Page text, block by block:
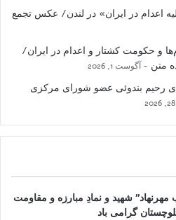
اعدام در ایران» در لندن/ عکس تجمع
و حکومت کشتار و اعدام در ایران/
متن
آگوست 1, 2026
رحیم بندوئی عضو شورای مرکزی
مهرنهاد” شهید و نمادِ مبارزه و مقاومت
گرامی باد